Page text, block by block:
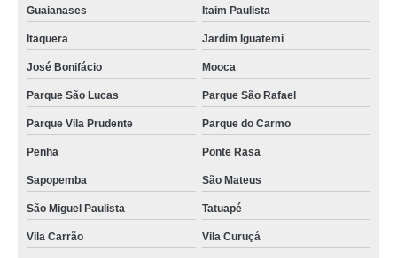
Guaianases Itaim Paulista
Itaquera Jardim Iguatemi
José Bonifácio Mooca
Parque São Lucas Parque São Rafael
Parque Vila Prudente Parque do Carmo
Penha Ponte Rasa
Sapopemba São Mateus
São Miguel Paulista Tatuapé
Vila Carrão Vila Curuçá